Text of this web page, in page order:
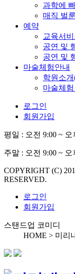
과학에
매직 벌
예약
교육서
공연 및
공연 및
마술체험안내
학원소
마술체험
로그인
회원가입
평일 : 오전 9:00 ~ 오
주말 : 오전 9:00 ~ 오
COPYRIGHT (C)
RESERVED.
로그인
회원가입
스탠드업 코미디
HOME > 미리